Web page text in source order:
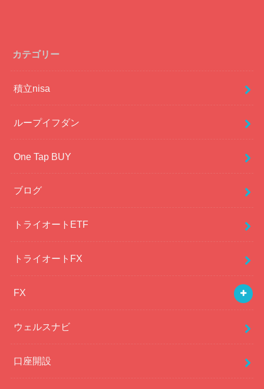
カテゴリー
積立nisa
ループイフダン
One Tap BUY
ブログ
トライオートETF
トライオートFX
FX
ウェルスナビ
口座開設